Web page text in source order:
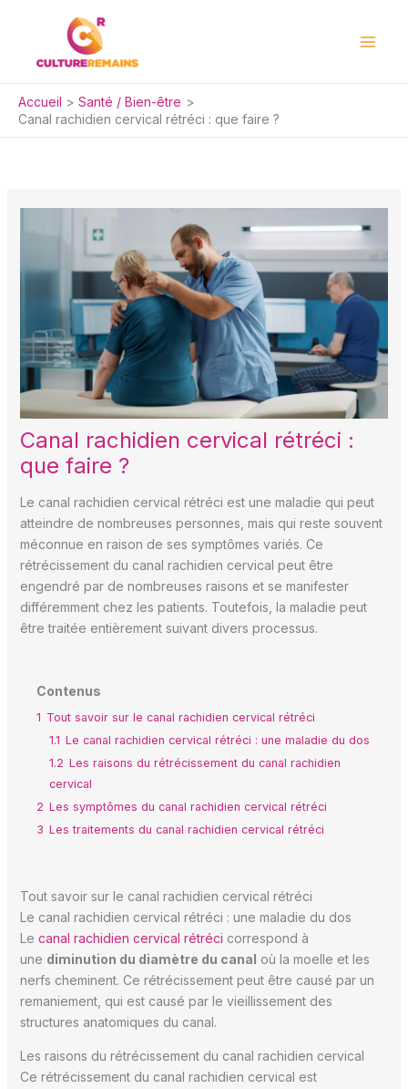
Accueil
Santé / Bien-être
Canal rachidien cervical rétréci : que faire ?
Canal rachidien cervical rétréci :
que faire ?
Le canal rachidien cervical rétréci est une maladie qui peut
atteindre de nombreuses personnes, mais qui reste souvent
méconnue en raison de ses symptômes variés. Ce
rétrécissement du canal rachidien cervical peut être
engendré par de nombreuses raisons et se manifester
différemment chez les patients. Toutefois, la maladie peut
être traitée entièrement suivant divers processus.
Contenus
1 Tout savoir sur le canal rachidien cervical rétréci
1.1 Le canal rachidien cervical rétréci : une maladie du dos
1.2 Les raisons du rétrécissement du canal rachidien
cervical
2 Les symptômes du canal rachidien cervical rétréci
3 Les traitements du canal rachidien cervical rétréci
Tout savoir sur le canal rachidien cervical rétréci
Le canal rachidien cervical rétréci : une maladie du dos
Le canal rachidien cervical rétréci correspond à
une diminution du diamètre du canal où la moelle et les
nerfs cheminent. Ce rétrécissement peut être causé par un
remaniement, qui est causé par le vieillissement des
structures anatomiques du canal.
Les raisons du rétrécissement du canal rachidien cervical
Ce rétrécissement du canal rachidien cervical est